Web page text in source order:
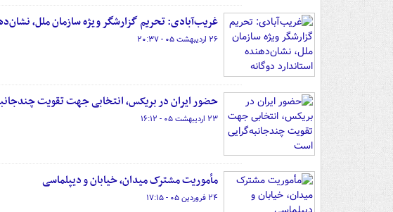
غریب‌آبادی: تحریم گزارشگر ویژه سازمان ملل،
۲۶ اردیبهشت ۰۵ - ۲۰:۳۷
حضور ایران در بریکس، انتخابی جهت تقویت
۲۳ اردیبهشت ۰۵ - ۱۶:۱۲
مأموریت مشترک میدان، خیابان و دیپلماسی
۲۴ فروردین ۰۵ - ۱۷:۱۵